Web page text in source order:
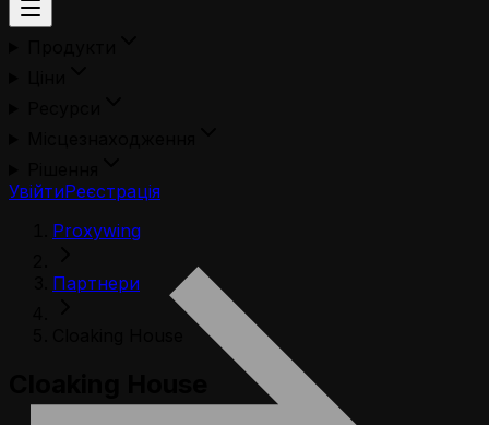
УвійтиРеєстрація
Proxywing
Партнери